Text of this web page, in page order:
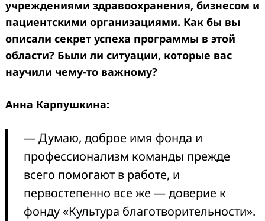
учреждениями здравоохранения, бизнесом и
пациентскими организациями. Как бы вы
описали секрет успеха программы в этой
области? Были ли ситуации, которые вас
научили чему-то важному?
Анна Карпушкина:
— Думаю, доброе имя фонда и
профессионализм команды прежде
всего помогают в работе, и
первостепенно все же — доверие к
фонду «Культура благотворительности».